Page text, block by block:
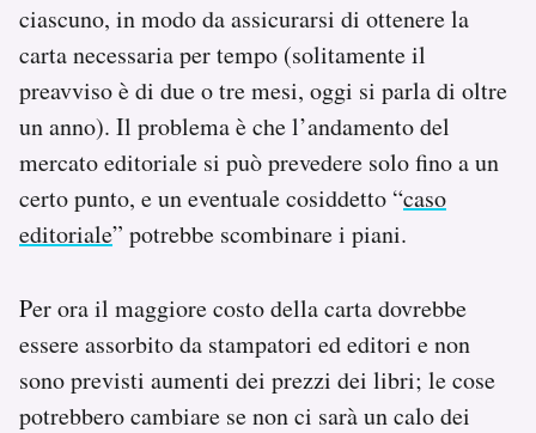
ciascuno, in modo da assicurarsi di ottenere la
carta necessaria per tempo (solitamente il
preavviso è di due o tre mesi, oggi si parla di oltre
un anno). Il problema è che l’andamento del
mercato editoriale si può prevedere solo fino a un
certo punto, e un eventuale cosiddetto “caso
editoriale” potrebbe scombinare i piani.
Per ora il maggiore costo della carta dovrebbe
essere assorbito da stampatori ed editori e non
sono previsti aumenti dei prezzi dei libri; le cose
potrebbero cambiare se non ci sarà un calo dei